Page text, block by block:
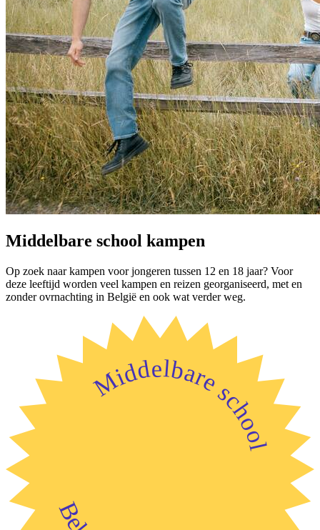
Middelbare school kampen
Op zoek naar kampen voor jongeren tussen 12 en 18 jaar? Voor
deze leeftijd worden veel kampen en reizen georganiseerd, met en
zonder ovrnachting in België en ook wat verder weg.
Middelbare school